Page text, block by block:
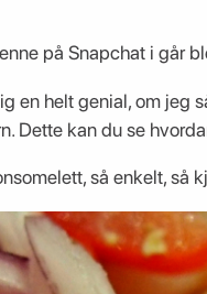
på Snapchat i går
en helt genial, om jeg
Dette kan du se
så enkelt, så